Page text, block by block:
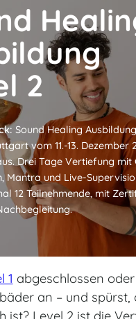
2
Sound Healing Ausbildung
vom 11.-13. Dezember
Drei Tage Vertiefung mit
Mantra und Live-
12 Teilnehmende, mit
1 abgeschlossen
an – und spürst,